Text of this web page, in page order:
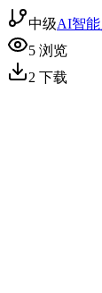
中级AI智能
5 浏览
2 下载